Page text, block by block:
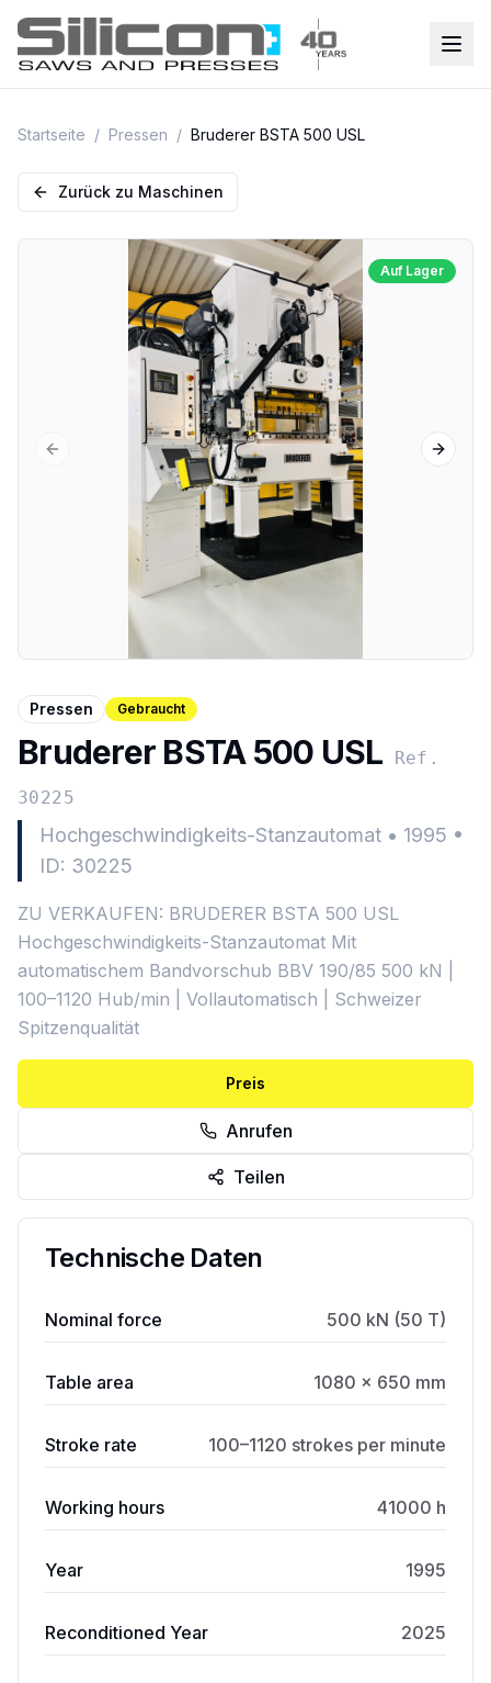
Startseite / Pressen / Bruderer BSTA 500 USL
Zurück zu Maschinen
Previous slide Next
Auf Lager
Pressen Gebraucht
Bruderer BSTA 500 USL Ref.
30225
Hochgeschwindigkeits-Stanzautomat • 1995 •
ID: 30225
ZU VERKAUFEN: BRUDERER BSTA 500 USL
Hochgeschwindigkeits-Stanzautomat Mit
automatischem Bandvorschub BBV 190/85 500 kN |
100–1120 Hub/min | Vollautomatisch | Schweizer
Spitzenqualität
Preis
Anrufen
Teilen
Technische Daten
Nominal force 500 kN (50 T)
Table area 1080 × 650 mm
Stroke rate 100–1120 strokes per minute
Working hours 41000 h
Year 1995
Reconditioned Year 2025